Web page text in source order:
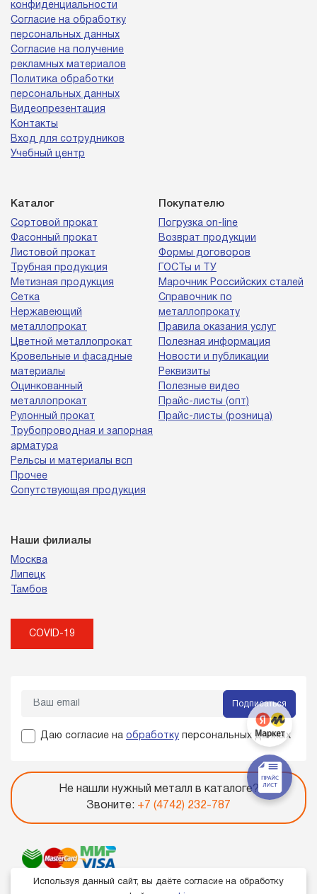
конфиденциальности
Согласие на обработку
персональных данных
Согласие на получение
рекламных материалов
Политика обработки
персональных данных
Видеопрезентация
Контакты
Вход для сотрудников
Учебный центр
Каталог
Сортовой прокат
Фасонный прокат
Листовой прокат
Трубная продукция
Метизная продукция
Сетка
Нержавеющий
металлопрокат
Цветной металлопрокат
Кровельные и фасадные
материалы
Оцинкованный
металлопрокат
Рулонный прокат
Трубопроводная и запорная
арматура
Рельсы и материалы всп
Прочее
Сопутствующая продукция
Покупателю
Погрузка on-line
Возврат продукции
Формы договоров
ГОСТы и ТУ
Марочник Российских сталей
Справочник по
металлопрокату
Правила оказания услуг
Полезная информация
Новости и публикации
Реквизиты
Полезные видео
Прайс-листы (опт)
Прайс-листы (розница)
Наши филиалы
Москва
Липецк
Тамбов
COVID-19
Подписаться
Даю согласие на обработку персональных данных
Не нашли нужный металл в каталоге?
Звоните: +7 (4742) 232-787
Используя данный сайт, вы даёте согласие на обработку